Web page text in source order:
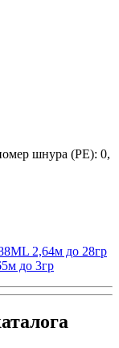
шнура (PE): 0,
2,64м до 28гр
до 3гр